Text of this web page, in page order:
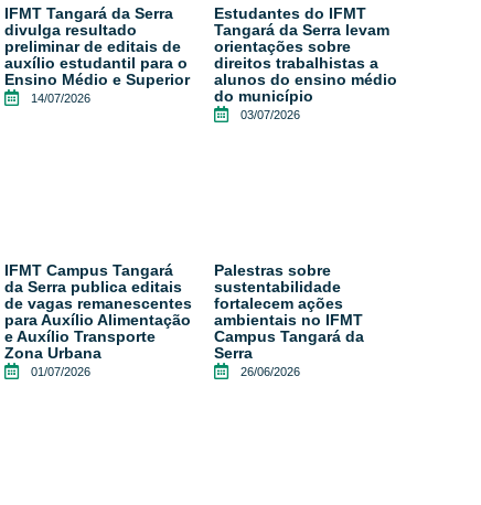
IFMT Tangará da Serra
divulga resultado
preliminar de editais de
auxílio estudantil para o
Ensino Médio e Superior
14/07/2026
Estudantes do IFMT
Tangará da Serra levam
orientações sobre
direitos trabalhistas a
alunos do ensino médio
do município
03/07/2026
IFMT Campus Tangará
da Serra publica editais
de vagas remanescentes
para Auxílio Alimentação
e Auxílio Transporte
Zona Urbana
01/07/2026
Palestras sobre
sustentabilidade
fortalecem ações
ambientais no IFMT
Campus Tangará da
Serra
26/06/2026